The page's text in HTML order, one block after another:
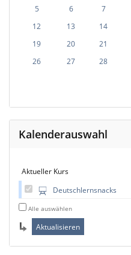
5
6 7
12
13 14
19
20 21
26
27 28
Kalenderauswahl
Aktueller Kurs
Deutschlernsnacks
Alle auswählen